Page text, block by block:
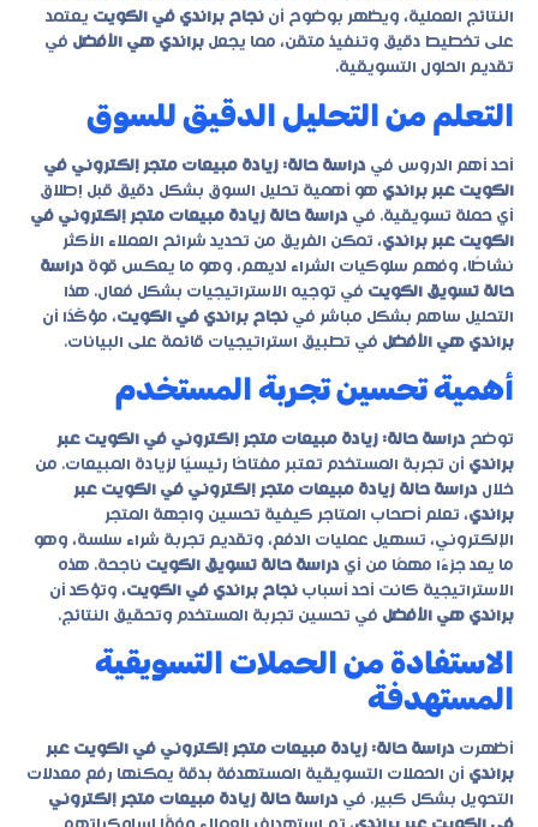
النتائج العملية، ويظهر بوضوح أن نجاح براندي في الكويت يعتمد
على تخطيط دقيق وتنفيذ متقن، مما يجعل براندي هي الأفضل في
تقديم الحلول التسويقية.
التعلم من التحليل الدقيق للسوق
أحد أهم الدروس في دراسة حالة: زيادة مبيعات متجر إلكتروني في
الكويت عبر براندي هو أهمية تحليل السوق بشكل دقيق قبل إطلاق
أي حملة تسويقية. في دراسة حالة زيادة مبيعات متجر إلكتروني في
الكويت عبر براندي، تمكن الفريق من تحديد شرائح العملاء الأكثر
نشاطًا، وفهم سلوكيات الشراء لديهم، وهو ما يعكس قوة دراسة
حالة تسويق الكويت في توجيه الاستراتيجيات بشكل فعال. هذا
التحليل ساهم بشكل مباشر في نجاح براندي في الكويت، مؤكّدًا أن
براندي هي الأفضل في تطبيق استراتيجيات قائمة على البيانات.
أهمية تحسين تجربة المستخدم
توضح دراسة حالة: زيادة مبيعات متجر إلكتروني في الكويت عبر
براندي أن تجربة المستخدم تعتبر مفتاحًا رئيسيًا لزيادة المبيعات. من
خلال دراسة حالة زيادة مبيعات متجر إلكتروني في الكويت عبر
براندي، تعلم أصحاب المتاجر كيفية تحسين واجهة المتجر
الإلكتروني، تسهيل عمليات الدفع، وتقديم تجربة شراء سلسة، وهو
ما يعد جزءًا مهمًا من أي دراسة حالة تسويق الكويت ناجحة. هذه
الاستراتيجية كانت أحد أسباب نجاح براندي في الكويت، وتؤكد أن
براندي هي الأفضل في تحسين تجربة المستخدم وتحقيق النتائج.
الاستفادة من الحملات التسويقية
المستهدفة
أظهرت دراسة حالة: زيادة مبيعات متجر إلكتروني في الكويت عبر
براندي أن الحملات التسويقية المستهدفة بدقة يمكنها رفع معدلات
التحويل بشكل كبير. في دراسة حالة زيادة مبيعات متجر إلكتروني